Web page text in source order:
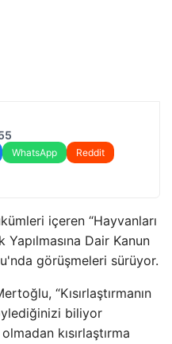
WhatsApp
Reddit
içeren “Hayvanları
Dair Kanun
görüşmeleri sürüyor.
“Kısırlaştırmanın
biliyor
kısırlaştırma